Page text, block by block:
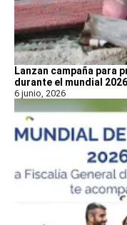
Lanzan campaña para
durante el mundial 2026
6 junio, 2026